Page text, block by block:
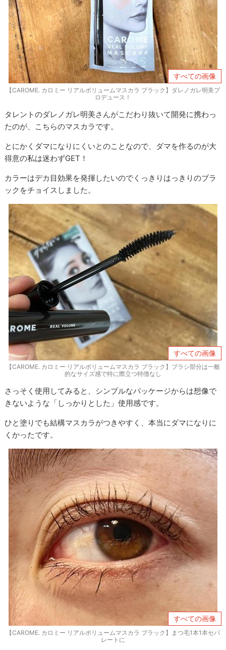
すべての画像
【CAROME. カロミー リアルボリュームマスカラ ブラック】ダレノガレ明美プ
ロデュース！
タレントのダレノガレ明美さんがこだわり抜いて開発に携わっ
たのが、こちらのマスカラです。
とにかくダマになりにくいとのことなので、ダマを作るのが大
得意の私は迷わずGET！
カラーはデカ目効果を発揮したいのでくっきりはっきりのブラ
ックをチョイスしました。
すべての画像
【CAROME. カロミー リアルボリュームマスカラ ブラック】ブラシ部分は一般
的なサイズ感で特に際立つ特徴なし
さっそく使用してみると、シンプルなパッケージからは想像で
きないような「しっかりとした」使用感です。
ひと塗りでも結構マスカラがつきやすく、本当にダマになりに
くかったです。
すべての画像
【CAROME. カロミー リアルボリュームマスカラ ブラック】まつ毛1本1本セパ
レートに